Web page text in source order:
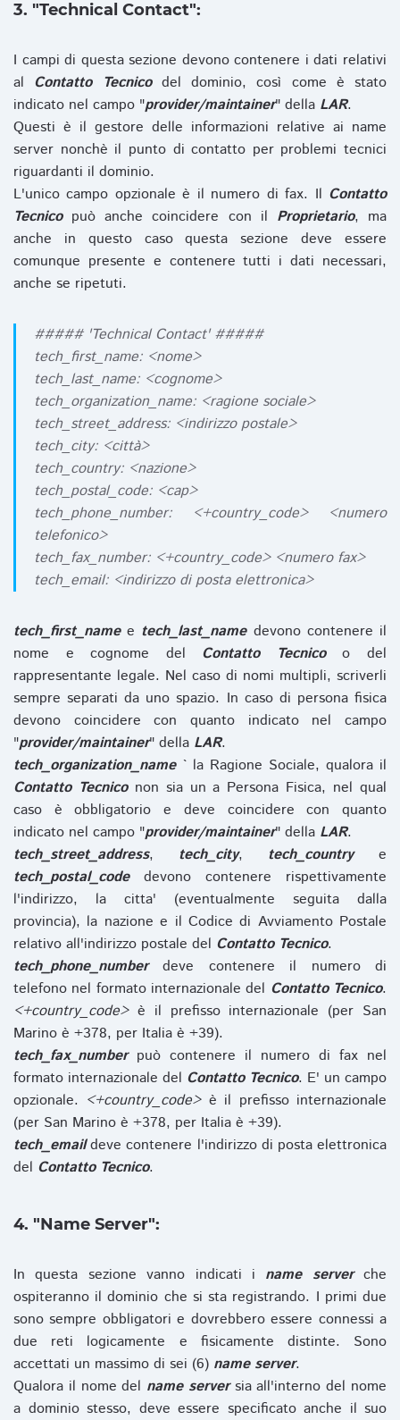
3. "Technical Contact":
I campi di questa sezione devono contenere i dati relativi
al Contatto Tecnicodel dominio, così come è stato
indicato nel campo "provider/maintainer" della LAR.
Questi è il gestore delle informazioni relative ai name
server nonchè il punto di contatto per problemi tecnici
riguardanti il dominio.
L'unico campo opzionale è il numero di fax. Il Contatto
Tecnicopuò anche coincidere con il Proprietario, ma
anche in questo caso questa sezione deve essere
comunque presente e contenere tutti i dati necessari,
anche se ripetuti.
##### 'Technical Contact' #####
tech_first_name: <nome>
tech_last_name: <cognome>
tech_organization_name: <ragione sociale>
tech_street_address: <indirizzo postale>
tech_city: <città>
tech_country: <nazione>
tech_postal_code: <cap>
tech_phone_number: <+country_code> <numero
telefonico>
tech_fax_number: <+country_code> <numero fax>
tech_email: <indirizzo di posta elettronica>
tech_first_namee tech_last_namedevono contenere il
nome e cognome del Contatto Tecnicoo del
rappresentante legale. Nel caso di nomi multipli, scriverli
sempre separati da uno spazio. In caso di persona fisica
devono coincidere con quanto indicato nel campo
"provider/maintainer" della LAR.
tech_organization_name` la Ragione Sociale, qualora il
Contatto Tecniconon sia un a Persona Fisica, nel qual
caso è obbligatorio e deve coincidere con quanto
indicato nel campo "provider/maintainer" della LAR.
tech_street_address, tech_city, tech_countrye
tech_postal_codedevono contenere rispettivamente
l'indirizzo, la citta' (eventualmente seguita dalla
provincia), la nazione e il Codice di Avviamento Postale
relativo all'indirizzo postale del Contatto Tecnico.
tech_phone_numberdeve contenere il numero di
telefono nel formato internazionale del Contatto Tecnico.
<+country_code>è il prefisso internazionale (per San
Marino è +378, per Italia è +39).
tech_fax_numberpuò contenere il numero di fax nel
formato internazionale del Contatto Tecnico. E' un campo
opzionale. <+country_code>è il prefisso internazionale
(per San Marino è +378, per Italia è +39).
tech_emaildeve contenere l'indirizzo di posta elettronica
del Contatto Tecnico.
4. "Name Server":
In questa sezione vanno indicati i name serverche
ospiteranno il dominio che si sta registrando. I primi due
sono sempre obbligatori e dovrebbero essere connessi a
due reti logicamente e fisicamente distinte. Sono
accettati un massimo di sei (6) name server.
Qualora il nome del name serversia all'interno del nome
a dominio stesso, deve essere specificato anche il suo